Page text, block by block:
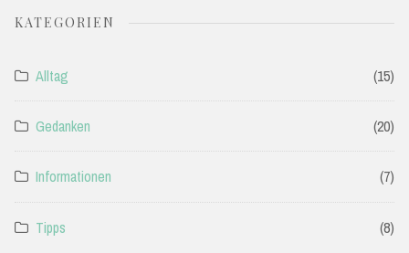
KATEGORIEN
Alltag (15)
Gedanken (20)
Informationen (7)
Tipps (8)